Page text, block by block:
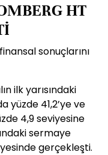
HT
sonuçlarını
ilk yarısındaki
yüzde 41,2’ye ve
4,9 seviyesine
sermaye
gerçekleşti.